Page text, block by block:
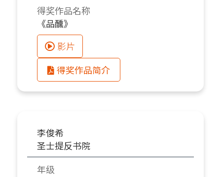
得奖作品名称
《品醺》
影片
得奖作品简介
李俊希
圣士提反书院
年级